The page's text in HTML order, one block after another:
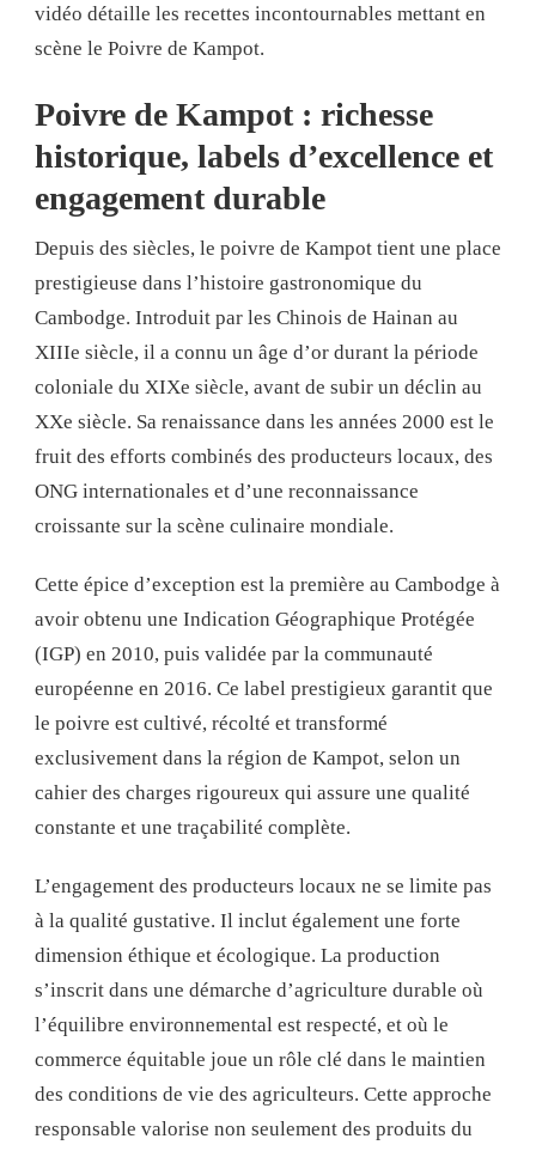
vidéo détaille les recettes incontournables mettant en
scène le Poivre de Kampot.
Poivre de Kampot : richesse
historique, labels d’excellence et
engagement durable
Depuis des siècles, le poivre de Kampot tient une place
prestigieuse dans l’histoire gastronomique du
Cambodge. Introduit par les Chinois de Hainan au
XIIIe siècle, il a connu un âge d’or durant la période
coloniale du XIXe siècle, avant de subir un déclin au
XXe siècle. Sa renaissance dans les années 2000 est le
fruit des efforts combinés des producteurs locaux, des
ONG internationales et d’une reconnaissance
croissante sur la scène culinaire mondiale.
Cette épice d’exception est la première au Cambodge à
avoir obtenu une Indication Géographique Protégée
(IGP) en 2010, puis validée par la communauté
européenne en 2016. Ce label prestigieux garantit que
le poivre est cultivé, récolté et transformé
exclusivement dans la région de Kampot, selon un
cahier des charges rigoureux qui assure une qualité
constante et une traçabilité complète.
L’engagement des producteurs locaux ne se limite pas
à la qualité gustative. Il inclut également une forte
dimension éthique et écologique. La production
s’inscrit dans une démarche d’agriculture durable où
l’équilibre environnemental est respecté, et où le
commerce équitable joue un rôle clé dans le maintien
des conditions de vie des agriculteurs. Cette approche
responsable valorise non seulement des produits du